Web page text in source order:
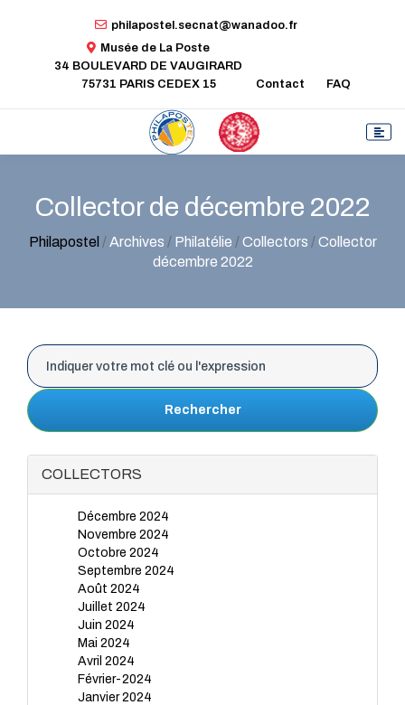
philapostel.secnat@wanadoo.fr
Musée de La Poste
34 BOULEVARD DE VAUGIRARD
75731 PARIS CEDEX 15
Contact FAQ
Collector de décembre 2022
Philapostel /Archives / Philatélie /Collectors /Collector
décembre 2022
Rechercher
COLLECTORS
Décembre 2024
Novembre 2024
Octobre 2024
Septembre 2024
Août 2024
Juillet 2024
Juin 2024
Mai 2024
Avril 2024
Février-2024
Janvier 2024